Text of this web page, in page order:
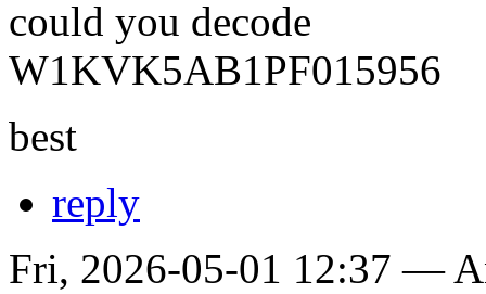
could you decode
W1KVK5AB1PF015956
best
reply
Fri, 2026-05-01 12:37 —